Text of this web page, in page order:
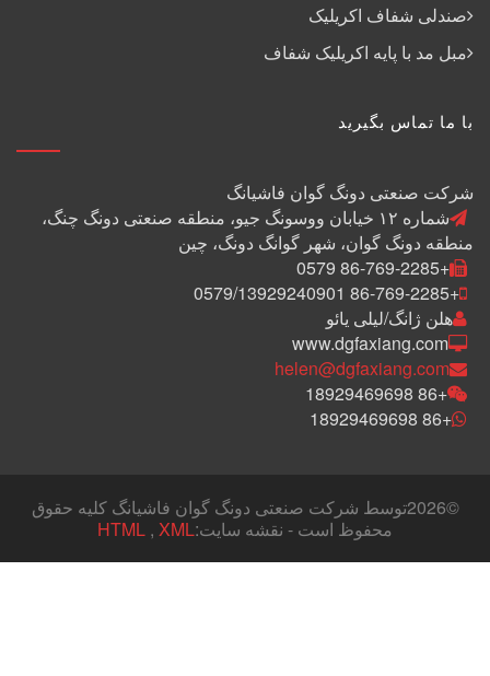
صندلی شفاف اکریلیک
مبل مد با پایه اکریلیک شفاف
با ما تماس بگیرید
شرکت صنعتی دونگ گوان فاشیانگ
شماره ۱۲ خیابان ووسونگ جیو، منطقه صنعتی دونگ چنگ،
منطقه دونگ گوان، شهر گوانگ دونگ، چین
+86-769-2285 0579
+86-769-2285 0579/13929240901
هلن ژانگ/لیلی یائو
www.dgfaxiang.com
helen@dgfaxiang.com
+86 18929469698
+86 18929469698
©
2026توسط شرکت صنعتی دونگ گوان فاشیانگ کلیه حقوق
محفوظ است - نقشه سایت:
HTML , XML